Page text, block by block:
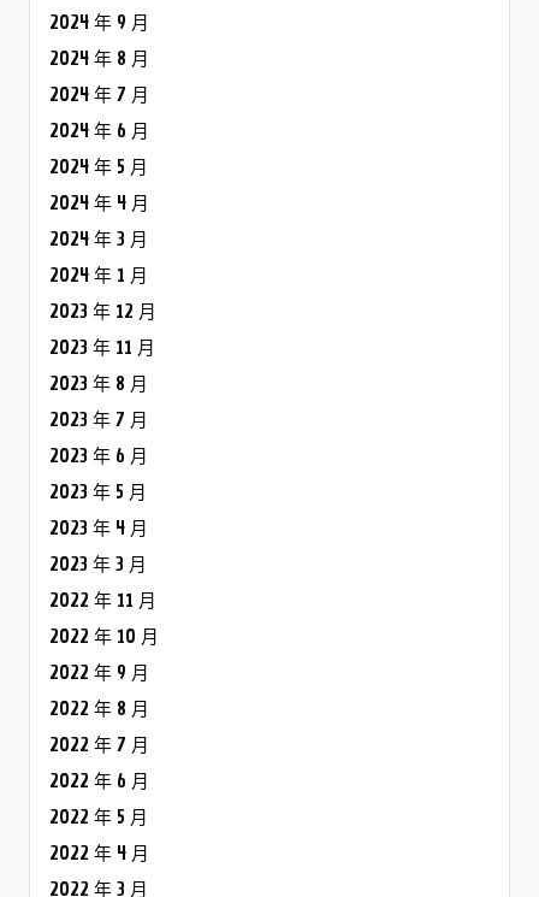
2024 年 9 月
2024 年 8 月
2024 年 7 月
2024 年 6 月
2024 年 5 月
2024 年 4 月
2024 年 3 月
2024 年 1 月
2023 年 12 月
2023 年 11 月
2023 年 8 月
2023 年 7 月
2023 年 6 月
2023 年 5 月
2023 年 4 月
2023 年 3 月
2022 年 11 月
2022 年 10 月
2022 年 9 月
2022 年 8 月
2022 年 7 月
2022 年 6 月
2022 年 5 月
2022 年 4 月
2022 年 3 月